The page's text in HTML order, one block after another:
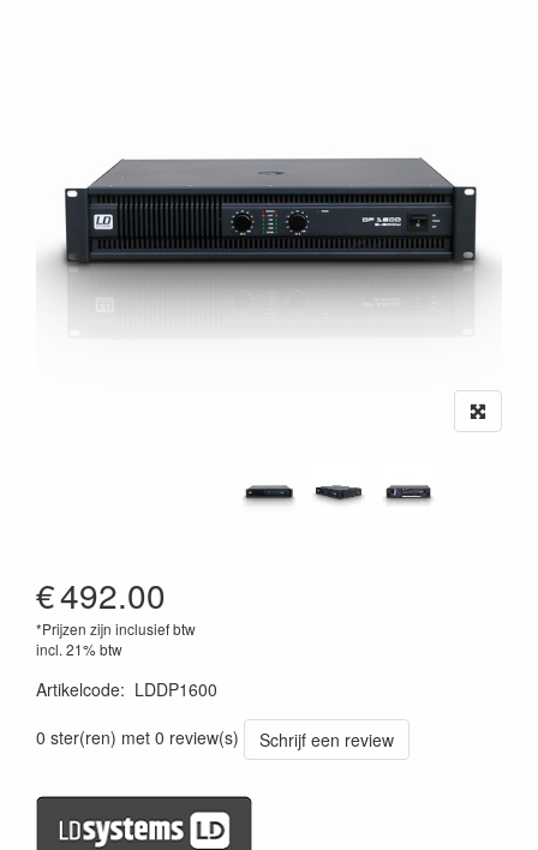
€492.00
*Prijzen zijn inclusief btw
incl. 21% btw
Artikelcode: LDDP1600
0 ster(ren) met 0 review(s)
Schrijf een review